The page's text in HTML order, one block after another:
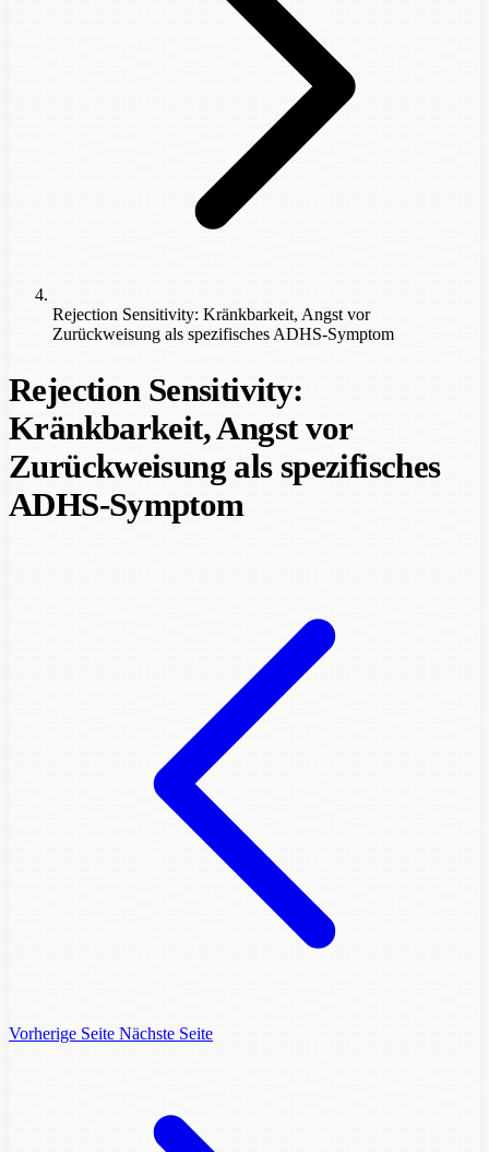
Rejection Sensitivity: Kränkbarkeit, Angst vor
Zurückweisung als spezifisches ADHS-Symptom
Rejection Sensitivity:
Kränkbarkeit, Angst vor
Zurückweisung als spezifisches
ADHS-Symptom
Vorherige Seite Nächste Seite